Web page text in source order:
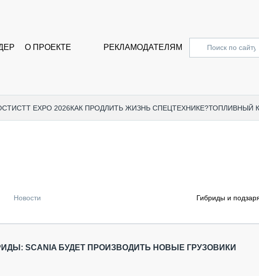
О ПРОЕКТЕ РЕКЛАМОДАТЕЛЯМ
CTT EXPO 2026КАК ПРОДЛИТЬ ЖИЗНЬ СПЕЦТЕХНИКЕ?ТОПЛИВНЫЙ
Новости
Гибриды и
SCANIA БУДЕТ ПРОИЗВОДИТЬ НОВЫЕ ГРУЗОВИКИ